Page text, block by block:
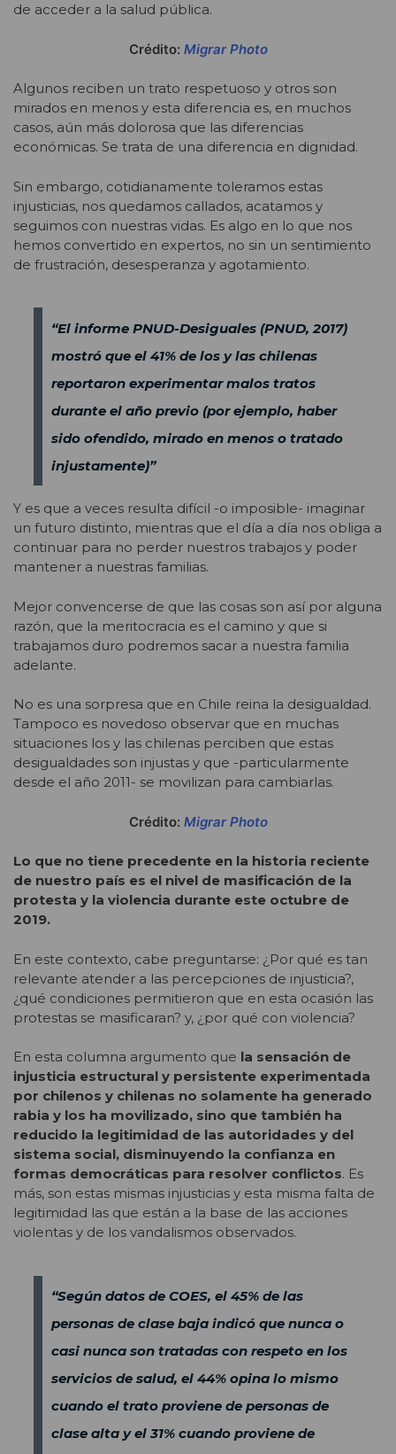
de acceder a la salud pública.
Crédito: Migrar Photo
Algunos reciben un trato respetuoso y otros son
mirados en menos y esta diferencia es, en muchos
casos, aún más dolorosa que las diferencias
económicas. Se trata de una diferencia en dignidad.
Sin embargo, cotidianamente toleramos estas
injusticias, nos quedamos callados, acatamos y
seguimos con nuestras vidas. Es algo en lo que nos
hemos convertido en expertos, no sin un sentimiento
de frustración, desesperanza y agotamiento.
“El informe PNUD-Desiguales (PNUD, 2017)
mostró que el 41% de los y las chilenas
reportaron experimentar malos tratos
durante el año previo (por ejemplo, haber
sido ofendido, mirado en menos o tratado
injustamente)”
Y es que a veces resulta difícil -o imposible- imaginar
un futuro distinto, mientras que el día a día nos obliga a
continuar para no perder nuestros trabajos y poder
mantener a nuestras familias.
Mejor convencerse de que las cosas son así por alguna
razón, que la meritocracia es el camino y que si
trabajamos duro podremos sacar a nuestra familia
adelante.
No es una sorpresa que en Chile reina la desigualdad.
Tampoco es novedoso observar que en muchas
situaciones los y las chilenas perciben que estas
desigualdades son injustas y que -particularmente
desde el año 2011- se movilizan para cambiarlas.
Crédito: Migrar Photo
Lo que no tiene precedente en la historia reciente
de nuestro país es el nivel de masificación de la
protesta y la violencia durante este octubre de
2019.
En este contexto, cabe preguntarse: ¿Por qué es tan
relevante atender a las percepciones de injusticia?,
¿qué condiciones permitieron que en esta ocasión las
protestas se masificaran? y, ¿por qué con violencia?
En esta columna argumento que la sensación de
injusticia estructural y persistente experimentada
por chilenos y chilenas no solamente ha generado
rabia y los ha movilizado, sino que también ha
reducido la legitimidad de las autoridades y del
sistema social, disminuyendo la confianza en
formas democráticas para resolver conflictos. Es
más, son estas mismas injusticias y esta misma falta de
legitimidad las que están a la base de las acciones
violentas y de los vandalismos observados.
“Según datos de COES, el 45% de las
personas de clase baja indicó que nunca o
casi nunca son tratadas con respeto en los
servicios de salud, el 44% opina lo mismo
cuando el trato proviene de personas de
clase alta y el 31% cuando proviene de